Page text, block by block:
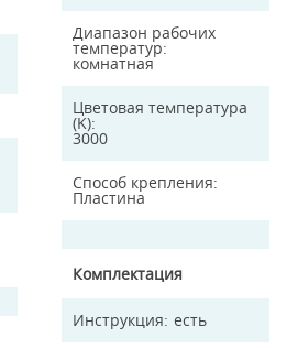
Диапазон рабочих
температур
комнатная
Цветовая температура
(K)
3000
Способ крепления
Пластина
Комплектация
Инструкция есть